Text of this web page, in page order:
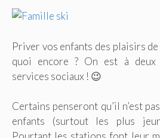
Priver vos enfants des plaisirs de
quoi encore ? On est à deux
services sociaux ! 😉
Certains penseront qu’il n’est
enfants (surtout les plus